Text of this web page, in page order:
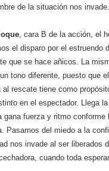
de la situación nos invade.
, cara B de la acción, el
el disparo por el estruendo
que se hace añicos. La
tono diferente, puesto que
al rescate tiene como
en el espectador. Llega
gana fuerza y ritmo conforme
Pasamos del miedo a la
nos invade al ser liberados
cuando toda